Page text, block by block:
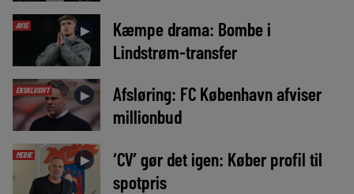
AVIS ►
Kæmpe drama: Bombe i
Lindstrøm-transfer
EKSKLUSIVT ►
Afsløring: FC København afviser
millionbud
MEDIE ►
‘CV’ gør det igen: Køber profil til
spotpris